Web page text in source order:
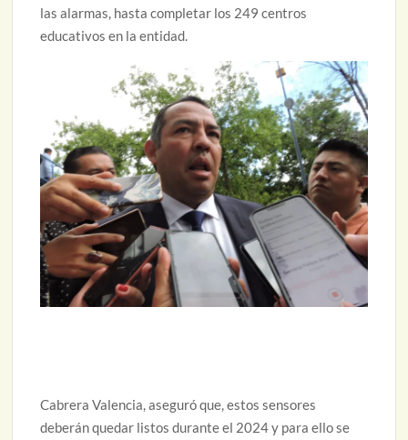
las alarmas, hasta completar los 249 centros
educativos en la entidad.
Cabrera Valencia, aseguró que, estos sensores
deberán quedar listos durante el 2024 y para ello se